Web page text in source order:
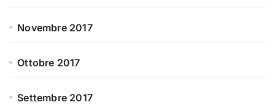
Novembre 2017
Ottobre 2017
Settembre 2017